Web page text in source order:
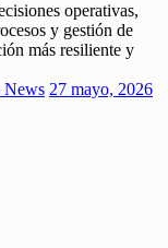
operativas,
y gestión de
más resiliente y
News 27 mayo, 2026